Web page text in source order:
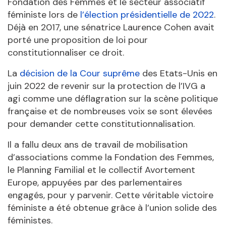
féministe lors de l’élection présidentielle de 2022.
Déjà en 2017, une sénatrice Laurence Cohen avait
porté une proposition de loi pour
constitutionnaliser ce droit.
La décision de la Cour suprême des Etats-Unis en
juin 2022 de revenir sur la protection de l’IVG a
agi comme une déflagration sur la scène politique
française et de nombreuses voix se sont élevées
pour demander cette constitutionnalisation.
Il a fallu deux ans de travail de mobilisation
d’associations comme la Fondation des Femmes,
le Planning Familial et le collectif Avortement
Europe, appuyées par des parlementaires
engagés, pour y parvenir. Cette véritable victoire
féministe a été obtenue grâce à l’union solide des
féministes.